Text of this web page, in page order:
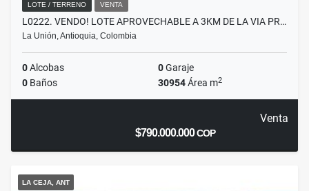
LOTE / TERRENO VENTA
L0222. VENDO! LOTE APROVECHABLE A 3KM DE LA VIA PR…
La Unión, Antioquia, Colombia
0Alcobas 0Garaje
0 Baños 30954Área m2
Venta
$790.000.000COP
LA CEJA, ANT